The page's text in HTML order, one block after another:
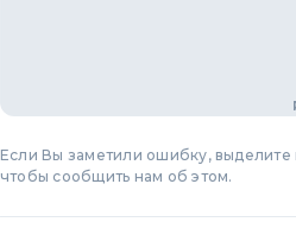
Если Вы заметили ошибку,
чтобы сообщить нам об этом.